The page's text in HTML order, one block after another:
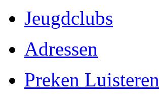
Jeugdclubs
Adressen
Preken Luisteren